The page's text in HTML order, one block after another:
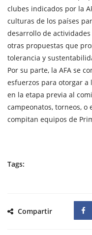
clubes indicados por la
culturas de los países
desarrollo de
otras propuestas que
tolerancia y
Por su parte, la AFA se
esfuerzos para otorgar a
en la etapa previa al
campeonatos, torneos, o
compitan equipos de
Tags:
Compartir